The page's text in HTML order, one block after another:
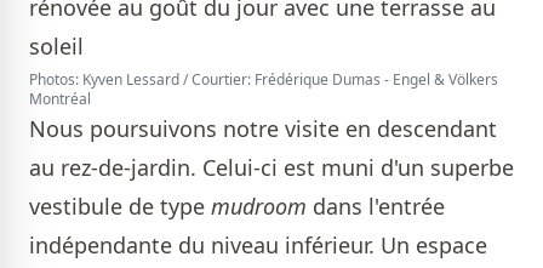
Photos: Kyven Lessard / Courtier: Frédérique Dumas - Engel & Völkers
Montréal
Nous poursuivons notre visite en descendant
au rez-de-jardin. Celui-ci est muni d'un superbe
vestibule de type mudroom dans l'entrée
indépendante du niveau inférieur. Un espace